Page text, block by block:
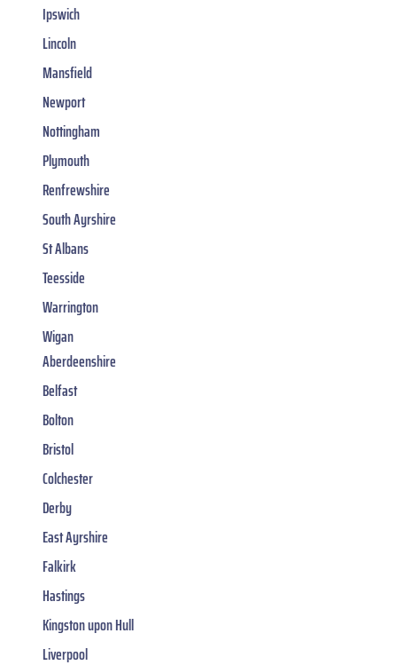
Ipswich
Lincoln
Mansfield
Newport
Nottingham
Plymouth
Renfrewshire
South Ayrshire
St Albans
Teesside
Warrington
Wigan
Aberdeenshire
Belfast
Bolton
Bristol
Colchester
Derby
East Ayrshire
Falkirk
Hastings
Kingston upon Hull
Liverpool